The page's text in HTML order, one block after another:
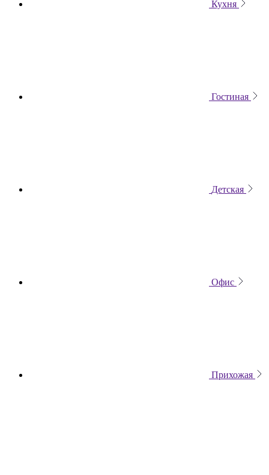
Кухня
Гостиная
Детская
Офис
Прихожая